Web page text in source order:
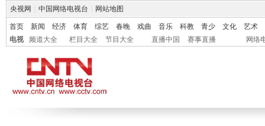
央视网 中国网络电视台 网站地图
首页 新闻 经济 体育 综艺 春晚 戏曲 音乐 科教 青少 文化
艺术
电视
频道大全 栏目大全 节目大全 直播中国 赛事直播 网络